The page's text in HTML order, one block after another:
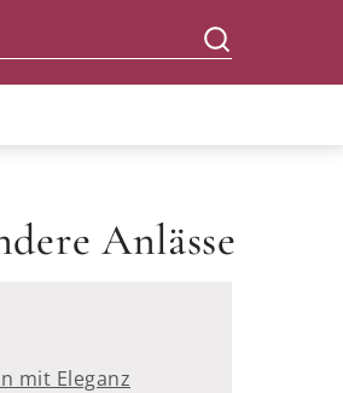
Anlässe
mit Eleganz